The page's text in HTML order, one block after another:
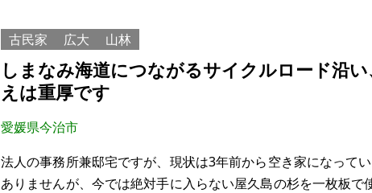
古民家 広大 山林
しまなみ海道につながるサイクルロード沿
えは重厚です
愛媛県今治市
法人の事務所兼邸宅ですが、現状は3年前から空き家になって
ありませんが、今では絶対手に入らない屋久島の杉を一枚板で